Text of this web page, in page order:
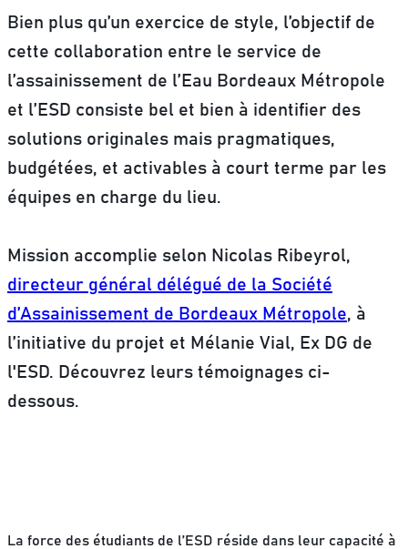
Bien plus qu’un exercice de style, l’objectif de
cette collaboration entre le service de
l’assainissement de l’Eau Bordeaux Métropole
et l’ESD consiste bel et bien à identifier des
solutions originales mais pragmatiques,
budgétées, et activables à court terme par les
équipes en charge du lieu.
Mission accomplie selon Nicolas Ribeyrol,
directeur général délégué de la Société
d’Assainissement de Bordeaux Métropole, à
l’initiative du projet et Mélanie Vial, Ex DG de
l'ESD. Découvrez leurs témoignages ci-
dessous.
La force des étudiants de l’ESD réside dans leur capacité à